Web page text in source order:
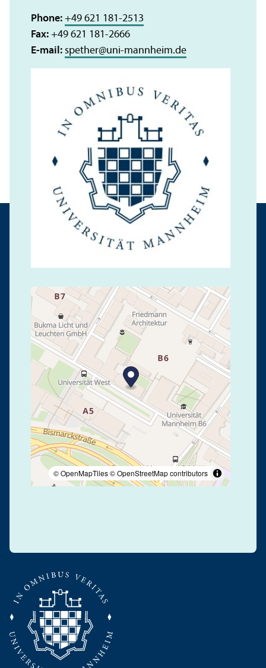
© OpenMapTiles© OpenStreetMap contributors
Phone: +49 621 181-2513
Fax: +49 621 181-2666
E-mail: spether@uni-mannheim.de